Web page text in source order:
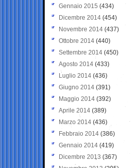
Gennaio 2015 (434)
Dicembre 2014 (454)
Novembre 2014 (437)
Ottobre 2014 (440)
Settembre 2014 (450)
Agosto 2014 (433)
Luglio 2014 (436)
Giugno 2014 (391)
Maggio 2014 (392)
Aprile 2014 (389)
Marzo 2014 (436)
Febbraio 2014 (386)
Gennaio 2014 (419)
Dicembre 2013 (367)